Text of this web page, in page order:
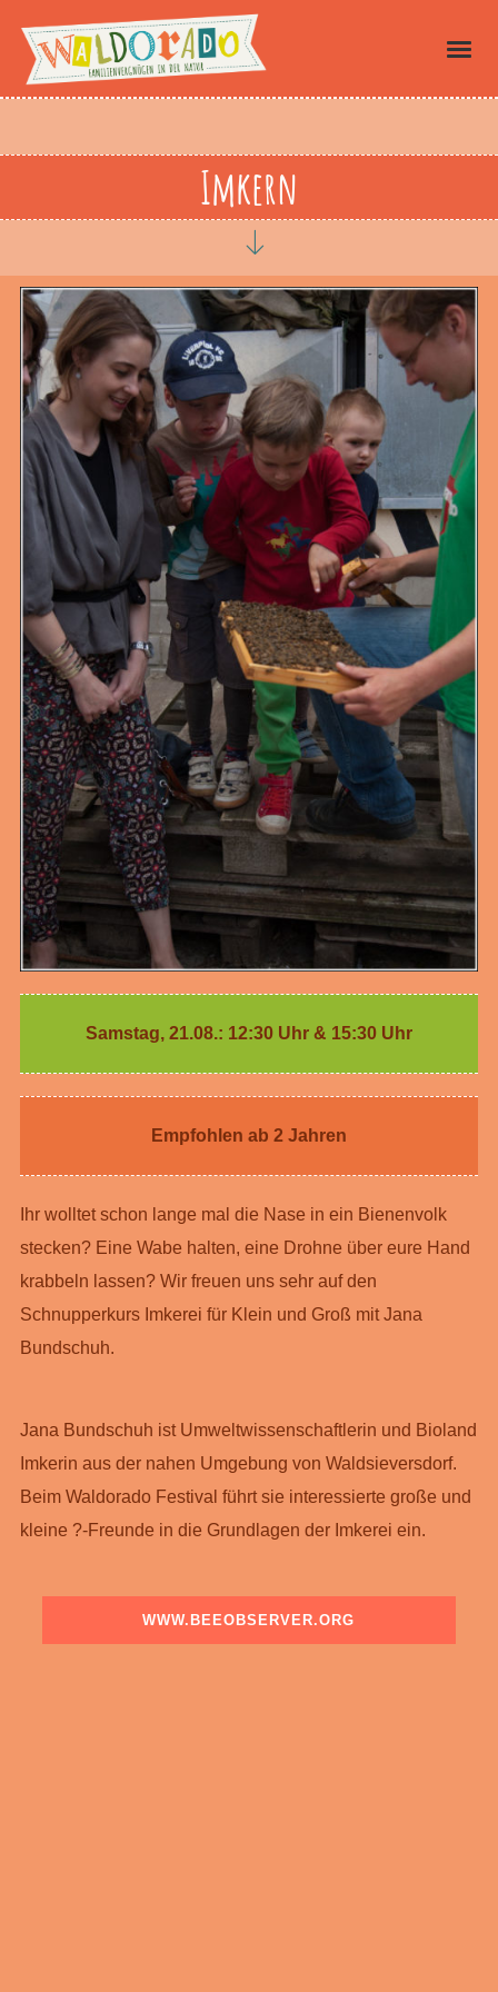
Imkern
Samstag, 21.08.: 12:30 Uhr & 15:30 Uhr
Empfohlen ab 2 Jahren
Ihr wolltet schon lange mal die Nase in ein Bienenvolk
stecken? Eine Wabe halten, eine Drohne über eure Hand
krabbeln lassen? Wir freuen uns sehr auf den
Schnupperkurs Imkerei für Klein und Groß mit Jana
Bundschuh.
Jana Bundschuh ist Umweltwissenschaftlerin und Bioland
Imkerin aus der nahen Umgebung von Waldsieversdorf.
Beim Waldorado Festival führt sie interessierte große und
kleine ?-Freunde in die Grundlagen der Imkerei ein.
WWW.BEEOBSERVER.ORG